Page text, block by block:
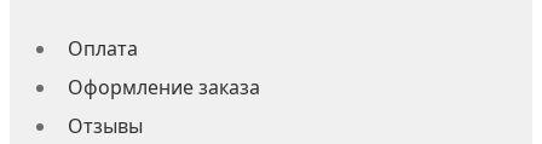
Оплата
Оформление заказа
Отзывы